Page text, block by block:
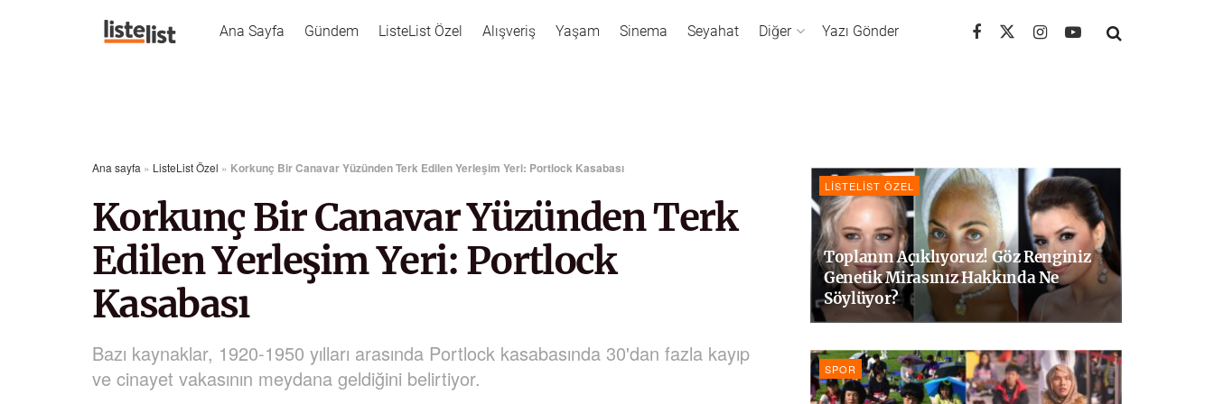
Ana Sayfa Gündem ListeList Özel Alışveriş Yaşam Sinema Seyahat Diğer Yazı Gönder
Ana sayfa » ListeList Özel » Korkunç Bir Canavar Yüzünden Terk Edilen Yerleşim Yeri: Portlock Kasabası
Korkunç Bir Canavar Yüzünden Terk
Edilen Yerleşim Yeri: Portlock
Kasabası
Bazı kaynaklar, 1920-1950 yılları arasında Portlock kasabasında 30'dan fazla kayıp
ve cinayet vakasının meydana geldiğini belirtiyor.
LISTELIST ÖZEL
Toplanın Açıklıyoruz! Göz Renginiz
Genetik Mirasınız Hakkında Ne
Söylüyor?
SPOR